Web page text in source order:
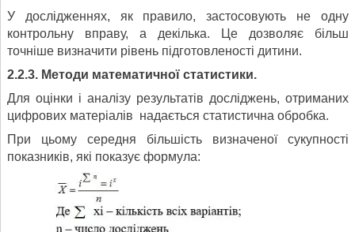
У дослідженнях, як правило, застосовують не одну
контрольну вправу, а декілька. Це дозволяє більш
точніше визначити рівень підготовленості дитини.
2.2.3. Методи математичної статистики.
Для оцінки і аналізу результатів досліджень, отриманих
цифрових матеріалів надається статистична обробка.
При цьому середня більшість визначеної сукупності
показників, які показує формула: